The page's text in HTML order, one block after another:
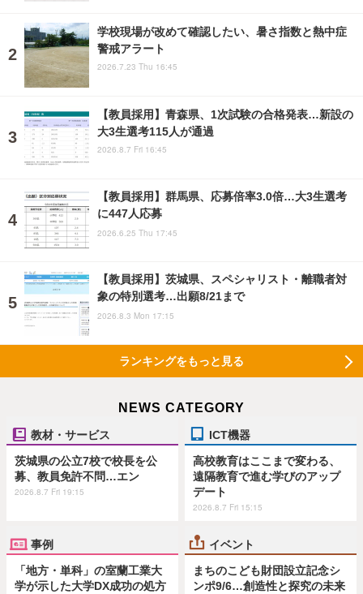
学校現場が改めて確認したい、暑さ指数と熱中症
警戒アラート
2026.7.23 Thu 16:45
【教員採用】青森県、1次試験の合格発表…新設の
大3生選考115人が通過
2026.8.7 Fri 16:45
【教員採用】群馬県、応募倍率3.0倍…大3生選考
に447人応募
2026.6.25 Thu 17:45
【教員採用】茨城県、スペシャリスト・離職者対
象の特別選考…出願8/21まで
2026.8.3 Mon 17:15
ランキングをもっと見る
NEWS CATEGORY
教材・サービス
茨城県の公立7校で校長を公
募、教員免許不問…エン
2026.8.7 Fri 19:15
ICT機器
高校教育はここまで変わる、
遠隔教育で進む学びのアップ
デート
2026.8.7 Fri 15:15
事例
「地方・単科」の室蘭工業大
学が示した大学DX成功の処方
イベント
まちのこども財団設立記念シ
ンポ9/6…創造性と探究の未来